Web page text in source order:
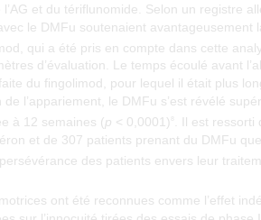
et du tériflunomide. Selon un registre
le DMFu soutenaient
qui a été pris en compte dans cette
d’évaluation. Le temps écoulé avant
du fingolimod, pour lequel il était plus
l’appariement, le DMFu s’est révélé
à 12 semaines (p < 0,0001)
. Il est
et de 307 patients prenant du DMFu
des patients envers leur
ont été reconnues comme l’effet